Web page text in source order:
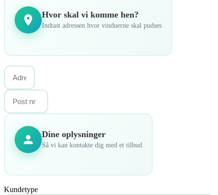
Hvor skal vi komme hen?
Indtast adressen hvor vinduerne skal pudses
Dine oplysninger
Så vi kan kontakte dig med et tilbud
Kundetype